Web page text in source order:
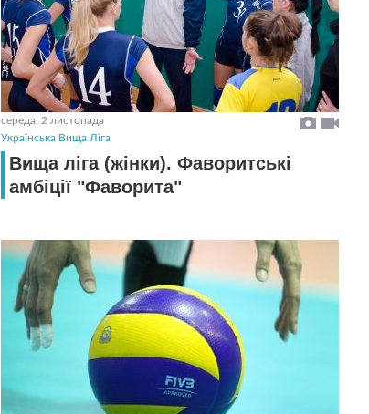
середа, 2 листопада
Українська Вища Ліга
Вища ліга (жінки). Фаворитські
амбіції "Фаворита"